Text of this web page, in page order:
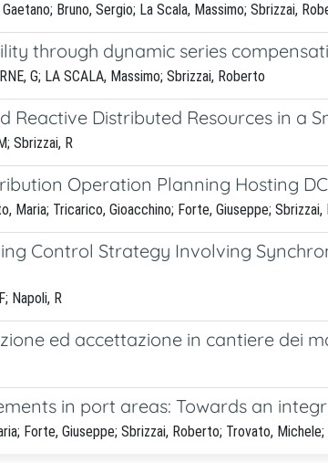
Bruno, Sergio; La Scala, Massimo; Sbrizzai,
through dynamic series
G; LA SCALA, Massimo; Sbrizzai, Roberto
Reactive Distributed Resources in a
Sbrizzai, R
Operation Planning Hosting
Maria; Tricarico, Gioacchino; Forte, Giuseppe;
Control Strategy Involving
Napoli, R
ed accettazione in cantiere dei
in port areas: Towards an
Forte, Giuseppe; Sbrizzai, Roberto; Trovato,